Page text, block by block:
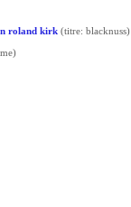
roland kirk(titre: blacknuss)